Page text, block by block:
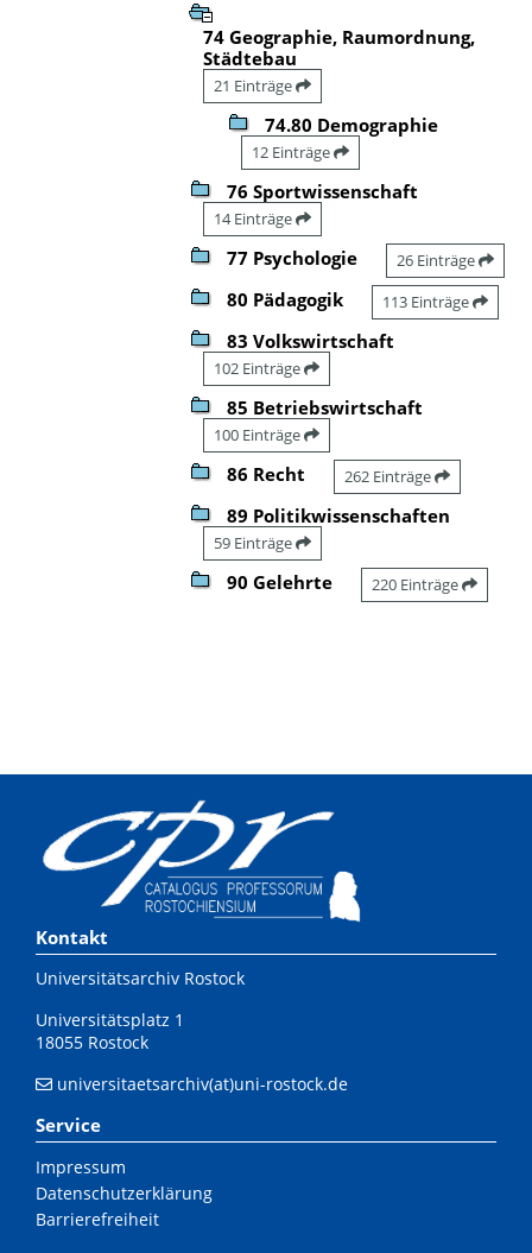
74 Geographie, Raumordnung,
Städtebau
21 Einträge
74.80 Demographie
12 Einträge
76 Sportwissenschaft
14 Einträge
77 Psychologie 26 Einträge
80 Pädagogik 113 Einträge
83 Volkswirtschaft
102 Einträge
85 Betriebswirtschaft
100 Einträge
86 Recht 262 Einträge
89 Politikwissenschaften
59 Einträge
90 Gelehrte 220 Einträge
Kontakt
Universitätsarchiv Rostock
Universitätsplatz 1
18055 Rostock
universitaetsarchiv(at)uni-rostock.de
Service
Impressum
Datenschutzerklärung
Barrierefreiheit